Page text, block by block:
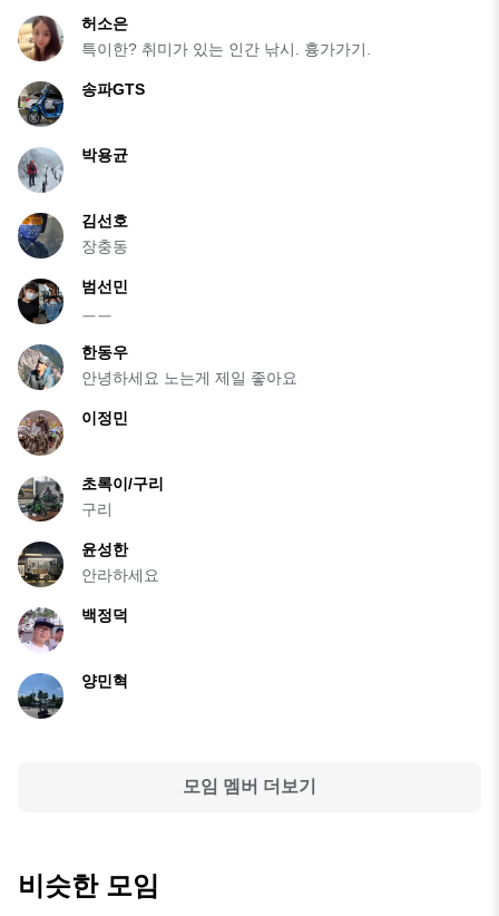
허소은
특이한? 취미가 있는 인간 낚시. 흉가가기.
송파GTS
박용균
김선호
장충동
범선민
ㅡㅡ
한동우
안녕하세요 노는게 제일 좋아요
이정민
초록이/구리
구리
윤성한
안라하세요
백정덕
양민혁
모임 멤버 더보기
비슷한 모임